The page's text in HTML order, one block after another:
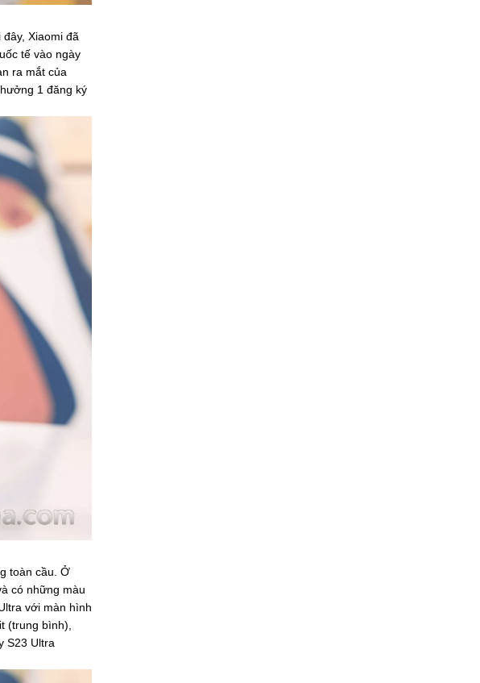
Xiaomi đã
tế vào ngày
ra mắt của
1 đăng ký
toàn cầu. Ở
có những màu
với màn hình
(trung bình),
S23 Ultra